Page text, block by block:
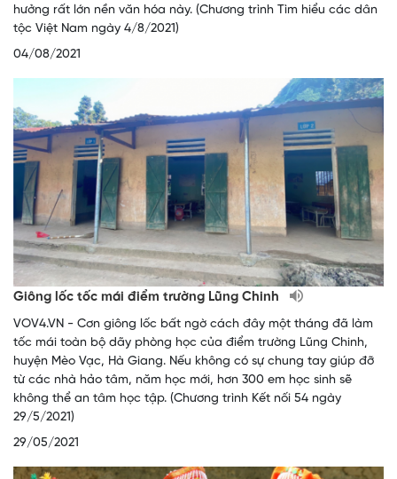
hưởng rất lớn nền văn hóa này. (Chương trình Tìm hiểu các dân
tộc Việt Nam ngày 4/8/2021)
04/08/2021
Giông lốc tốc mái điểm trường Lũng Chinh
VOV4.VN - Cơn giông lốc bất ngờ cách đây một tháng đã làm
tốc mái toàn bộ dãy phòng học của điểm trường Lũng Chinh,
huyện Mèo Vạc, Hà Giang. Nếu không có sự chung tay giúp đỡ
từ các nhà hảo tâm, năm học mới, hơn 300 em học sinh sẽ
không thể an tâm học tập. (Chương trình Kết nối 54 ngày
29/5/2021)
29/05/2021